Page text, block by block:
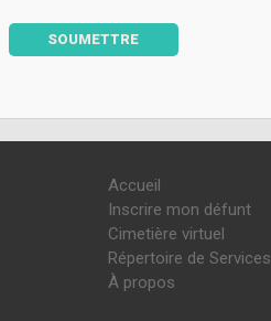
SOUMETTRE
Accueil
Inscrire mon défunt
Cimetière virtuel
Répertoire de Services
À propos